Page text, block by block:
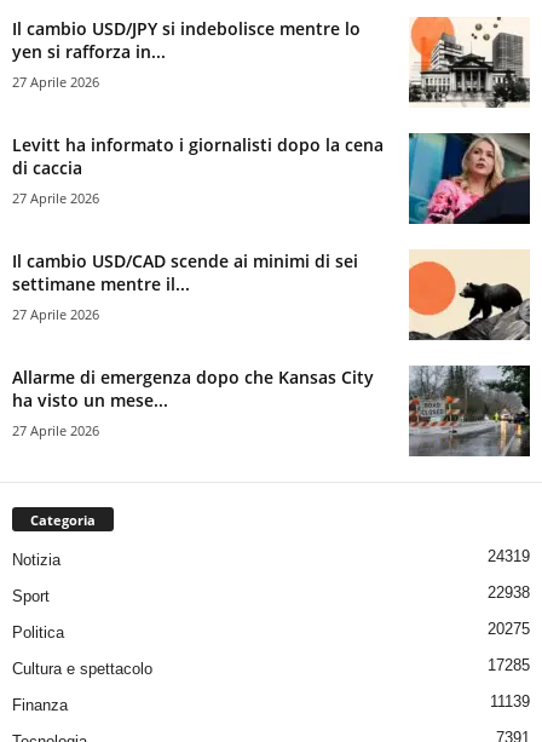
Il cambio USD/JPY si indebolisce mentre lo
yen si rafforza in...
27 Aprile 2026
Levitt ha informato i giornalisti dopo la cena
di caccia
27 Aprile 2026
Il cambio USD/CAD scende ai minimi di sei
settimane mentre il...
27 Aprile 2026
Allarme di emergenza dopo che Kansas City
ha visto un mese...
27 Aprile 2026
Categoria
Notizia 24319
Sport 22938
Politica 20275
Cultura e spettacolo 17285
Finanza 11139
7391